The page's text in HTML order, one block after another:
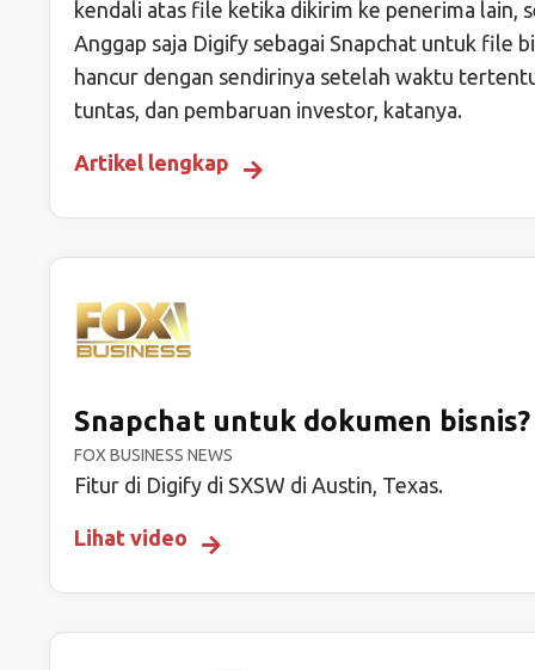
kendali atas file ketika dikirim ke penerima lain,
Anggap saja Digify sebagai Snapchat untuk file
hancur dengan sendirinya setelah waktu
tuntas, dan pembaruan investor, katanya.
Artikel lengkap
Snapchat untuk dokumen bisnis?
FOX BUSINESS NEWS
Fitur di Digify di SXSW di Austin, Texas.
Lihat video